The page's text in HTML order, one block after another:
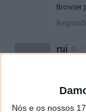
Nós e os nossos
Browser
rui
o